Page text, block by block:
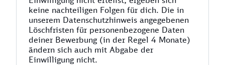
keine nachteiligen Folgen für dich. Die in
unserem Datenschutzhinweis angegebenen
Löschfristen für personenbezogene Daten
deiner Bewerbung (in der Regel 4 Monate)
ändern sich auch mit Abgabe der
Einwilligung nicht.